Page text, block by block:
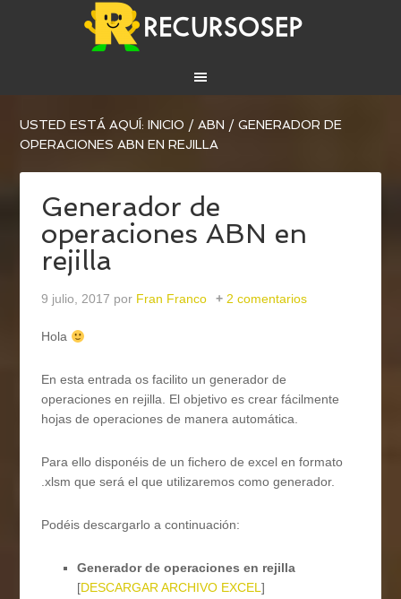
USTED ESTÁ AQUÍ:INICIO / ABN / GENERADOR DE
OPERACIONES ABN EN REJILLA
Generador de
operaciones ABN en
rejilla
9 julio, 2017 por Fran Franco 2 comentarios
Hola
En esta entrada os facilito un generador de
operaciones en rejilla. El objetivo es crear fácilmente
hojas de operaciones de manera automática.
Para ello disponéis de un fichero de excel en formato
.xlsm que será el que utilizaremos como generador.
Podéis descargarlo a continuación:
Generador de operaciones en rejilla
[DESCARGAR ARCHIVO EXCEL]